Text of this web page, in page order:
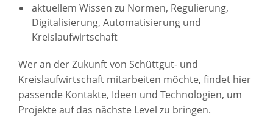
aktuellem Wissen zu Normen, Regulierung,
Digitalisierung, Automatisierung und
Kreislaufwirtschaft
Wer an der Zukunft von Schüttgut- und
Kreislaufwirtschaft mitarbeiten möchte, findet hier
passende Kontakte, Ideen und Technologien, um
Projekte auf das nächste Level zu bringen.